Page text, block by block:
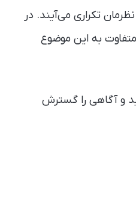
تکراری می‌آیند. در
متفاوت به این موضوع
و آگاهی را گسترش